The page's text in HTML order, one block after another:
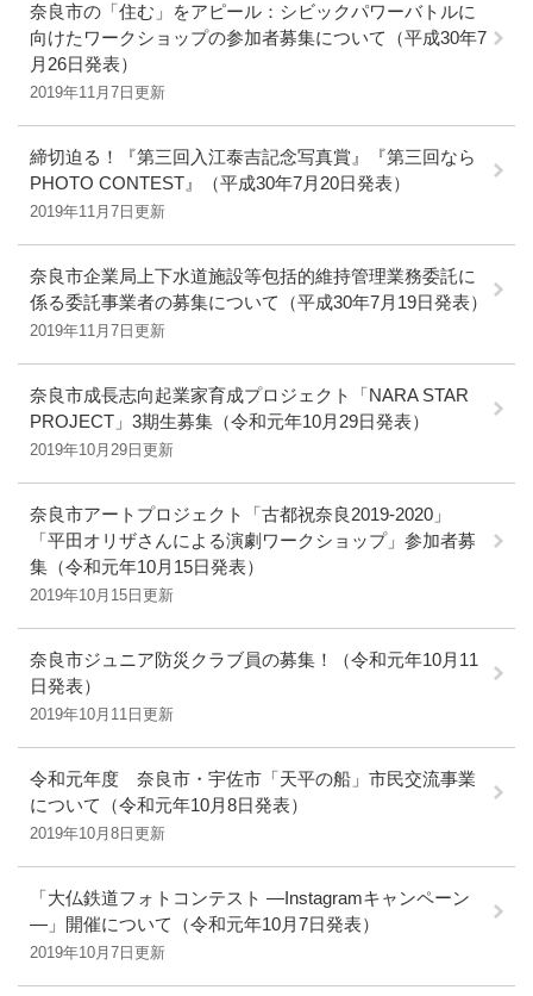
奈良市の「住む」をアピール：シビックパワーバトルに
向けたワークショップの参加者募集について（平成30年7
月26日発表）
2019年11月7日更新
締切迫る！『第三回入江泰吉記念写真賞』『第三回なら
PHOTO CONTEST』（平成30年7月20日発表）
2019年11月7日更新
奈良市企業局上下水道施設等包括的維持管理業務委託に
係る委託事業者の募集について（平成30年7月19日発表）
2019年11月7日更新
奈良市成長志向起業家育成プロジェクト「NARA STAR
PROJECT」3期生募集（令和元年10月29日発表）
2019年10月29日更新
奈良市アートプロジェクト「古都祝奈良2019-2020」
「平田オリザさんによる演劇ワークショップ」参加者募
集（令和元年10月15日発表）
2019年10月15日更新
奈良市ジュニア防災クラブ員の募集！（令和元年10月11
日発表）
2019年10月11日更新
令和元年度 奈良市・宇佐市「天平の船」市民交流事業
について（令和元年10月8日発表）
2019年10月8日更新
「大仏鉄道フォトコンテスト ―Instagramキャンペーン
―」開催について（令和元年10月7日発表）
2019年10月7日更新